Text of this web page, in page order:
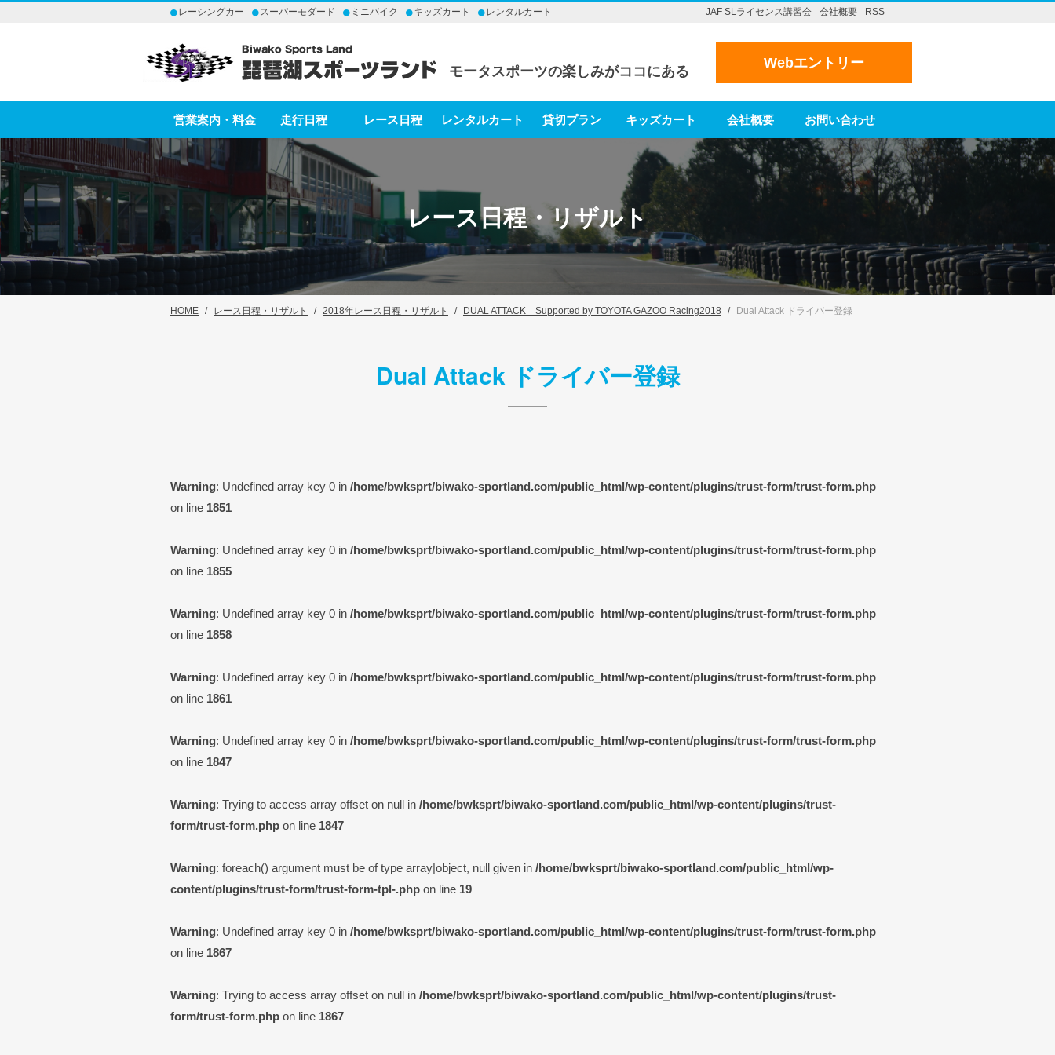
レーシングカー スーパーモダード ミニバイク キッズカート レンタルカート JAF SLライセンス講習会 会社概要 RSS
モータスポーツの楽しみがココにある Webエントリー
営業案内・料金 走行日程 レース日程 レンタルカート 貸切プラン キッズカート 会社概要 お問い合わせ
レース日程・リザルト
HOME レース日程・リザルト 2018年レース日程・リザルト DUAL ATTACK Supported by TOYOTA GAZOO Racing2018 Dual Attack ドライバー登録
Dual Attack ドライバー登録
Warning: Undefined array key 0 in /home/bwksprt/biwako-sportland.com/public_html/wp-content/plugins/trust-form/trust-form.php
on line 1851
Warning: Undefined array key 0 in /home/bwksprt/biwako-sportland.com/public_html/wp-content/plugins/trust-form/trust-form.php
on line 1855
Warning: Undefined array key 0 in /home/bwksprt/biwako-sportland.com/public_html/wp-content/plugins/trust-form/trust-form.php
on line 1858
Warning: Undefined array key 0 in /home/bwksprt/biwako-sportland.com/public_html/wp-content/plugins/trust-form/trust-form.php
on line 1861
Warning: Undefined array key 0 in /home/bwksprt/biwako-sportland.com/public_html/wp-content/plugins/trust-form/trust-form.php
on line 1847
Warning: Trying to access array offset on null in /home/bwksprt/biwako-sportland.com/public_html/wp-content/plugins/trust-
form/trust-form.php on line 1847
Warning: foreach() argument must be of type array|object, null given in /home/bwksprt/biwako-sportland.com/public_html/wp-
content/plugins/trust-form/trust-form-tpl-.php on line 19
Warning: Undefined array key 0 in /home/bwksprt/biwako-sportland.com/public_html/wp-content/plugins/trust-form/trust-form.php
on line 1867
Warning: Trying to access array offset on null in /home/bwksprt/biwako-sportland.com/public_html/wp-content/plugins/trust-
form/trust-form.php on line 1867